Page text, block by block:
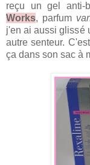
reçu un gel anti-
Works, parfum
j'en ai aussi glissé
autre senteur.
ça dans son sac à